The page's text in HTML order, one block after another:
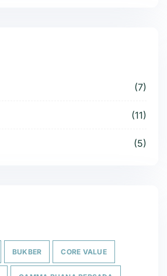
(7)
(11)
(5)
BUKBER CORE VALUE